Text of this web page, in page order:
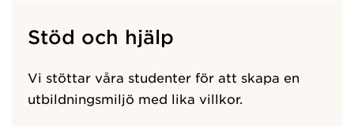
Stöd och hjälp
Vi stöttar våra studenter för att skapa en
utbildningsmiljö med lika villkor.